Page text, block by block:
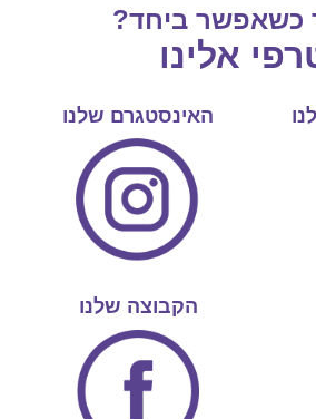
כשאפשר ביחד?
אלינו
האינסטגרם שלנו
הקבוצה שלנו